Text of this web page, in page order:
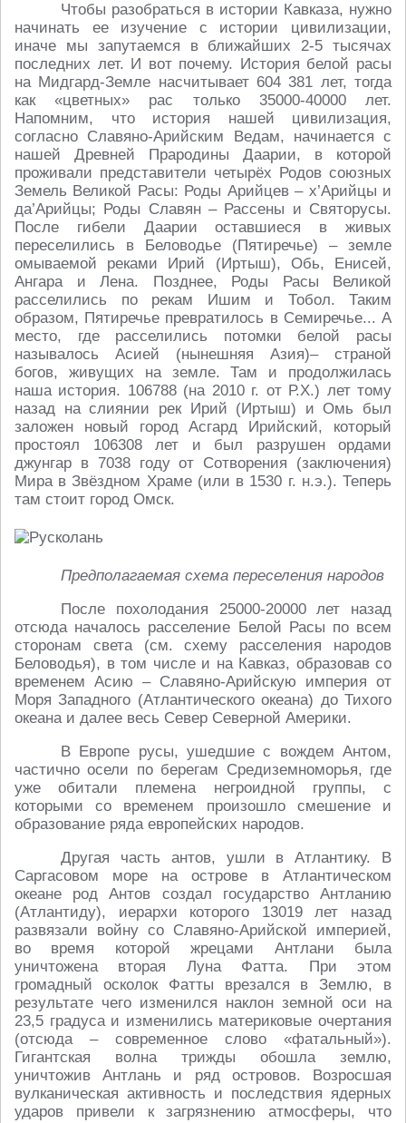
Чтобы разобраться в истории Кавказа, нужно
начинать ее изучение с истории цивилизации,
иначе мы запутаемся в ближайших 2-5 тысячах
последних лет. И вот почему. История белой расы
на Мидгард-Земле насчитывает 604 381 лет, тогда
как «цветных» рас только 35000-40000 лет.
Напомним, что история нашей цивилизация,
согласно Славяно-Арийским Ведам, начинается с
нашей Древней Прародины Даарии, в которой
проживали представители четырёх Родов союзных
Земель Великой Расы: Роды Арийцев – х’Арийцы и
да’Арийцы; Роды Славян – Рассены и Святорусы.
После гибели Даарии оставшиеся в живых
переселились в Беловодье (Пятиречье) – земле
омываемой реками Ирий (Иртыш), Обь, Енисей,
Ангара и Лена. Позднее, Роды Расы Великой
расселились по рекам Ишим и Тобол. Таким
образом, Пятиречье превратилось в Семиречье... А
место, где расселились потомки белой расы
называлось Асией (нынешняя Азия)– страной
богов, живущих на земле. Там и продолжилась
наша история. 106788 (на 2010 г. от Р.Х.) лет тому
назад на слиянии рек Ирий (Иртыш) и Омь был
заложен новый город Асгард Ирийский, который
простоял 106308 лет и был разрушен ордами
джунгар в 7038 году от Сотворения (заключения)
Мира в Звёздном Храме (или в 1530 г. н.э.). Теперь
там стоит город Омск.
Предполагаемая схема переселения народов
После похолодания 25000-20000 лет назад
отсюда началось расселение Белой Расы по всем
сторонам света (см. схему расселения народов
Беловодья), в том числе и на Кавказ, образовав со
временем Асию – Славяно-Арийскую империя от
Моря Западного (Атлантического океана) до Тихого
океана и далее весь Север Северной Америки.
В Европе русы, ушедшие с вождем Антом,
частично осели по берегам Средиземноморья, где
уже обитали племена негроидной группы, с
которыми со временем произошло смешение и
образование ряда европейских народов.
Другая часть антов, ушли в Атлантику. В
Саргасовом море на острове в Атлантическом
океане род Антов создал государство Антланию
(Атлантиду), иерархи которого 13019 лет назад
развязали войну со Славяно-Арийской империей,
во время которой жрецами Антлани была
уничтожена вторая Луна Фатта. При этом
громадный осколок Фатты врезался в Землю, в
результате чего изменился наклон земной оси на
23,5 градуса и изменились материковые очертания
(отсюда – современное слово «фатальный»).
Гигантская волна трижды обошла землю,
уничтожив Антлань и ряд островов. Возросшая
вулканическая активность и последствия ядерных
ударов привели к загрязнению атмосферы, что